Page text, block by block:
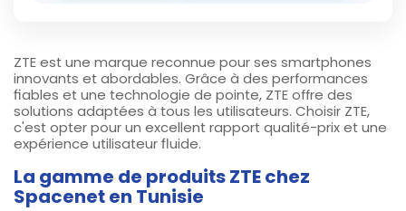
ZTE est une marque reconnue pour ses smartphones
innovants et abordables. Grâce à des performances
fiables et une technologie de pointe, ZTE offre des
solutions adaptées à tous les utilisateurs. Choisir ZTE,
c'est opter pour un excellent rapport qualité-prix et une
expérience utilisateur fluide.
La gamme de produits ZTE chez
Spacenet en Tunisie